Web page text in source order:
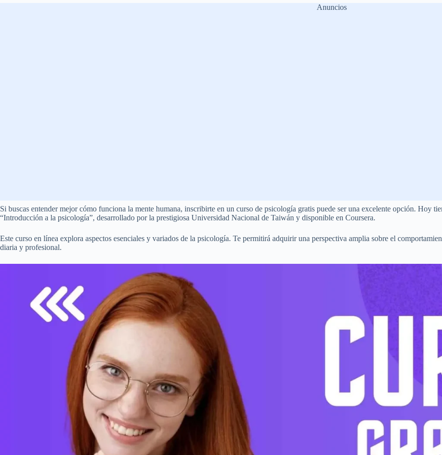
Anuncios
Si buscas entender mejor cómo funciona la mente humana, inscribirte en un curso de psicología gratis puede ser una excelente opción. Hoy
“Introducción a la psicología”, desarrollado por la prestigiosa Universidad Nacional de Taiwán y disponible en Coursera.
Este curso en línea explora aspectos esenciales y variados de la psicología. Te permitirá adquirir una perspectiva amplia sobre el
diaria y profesional.